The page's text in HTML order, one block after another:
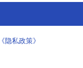
《隐私政策》